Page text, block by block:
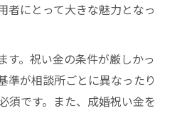
者にとって大きな魅力となっ
す。祝い金の条件が厳しかっ
準が相談所ごとに異なったり
須です。また、成婚祝い金を